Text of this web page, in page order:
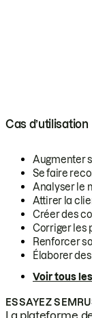
Cas d’utilisation
Augmenter
Se faire
Analyser le
Attirer la
Créer des
Corriger les
Renforcer
Élaborer
Voir tous
ESSAYEZ
La plateforme